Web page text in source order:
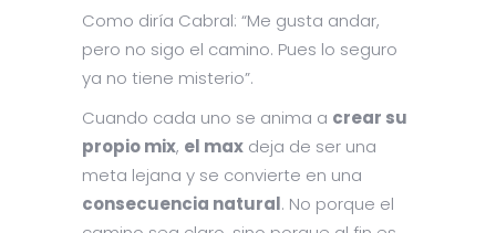
Como diría Cabral: “Me gusta andar,
pero no sigo el camino. Pues lo seguro
ya no tiene misterio”.
Cuando cada uno se anima a crear su
propio mix, el max deja de ser una
meta lejana y se convierte en una
consecuencia natural. No porque el